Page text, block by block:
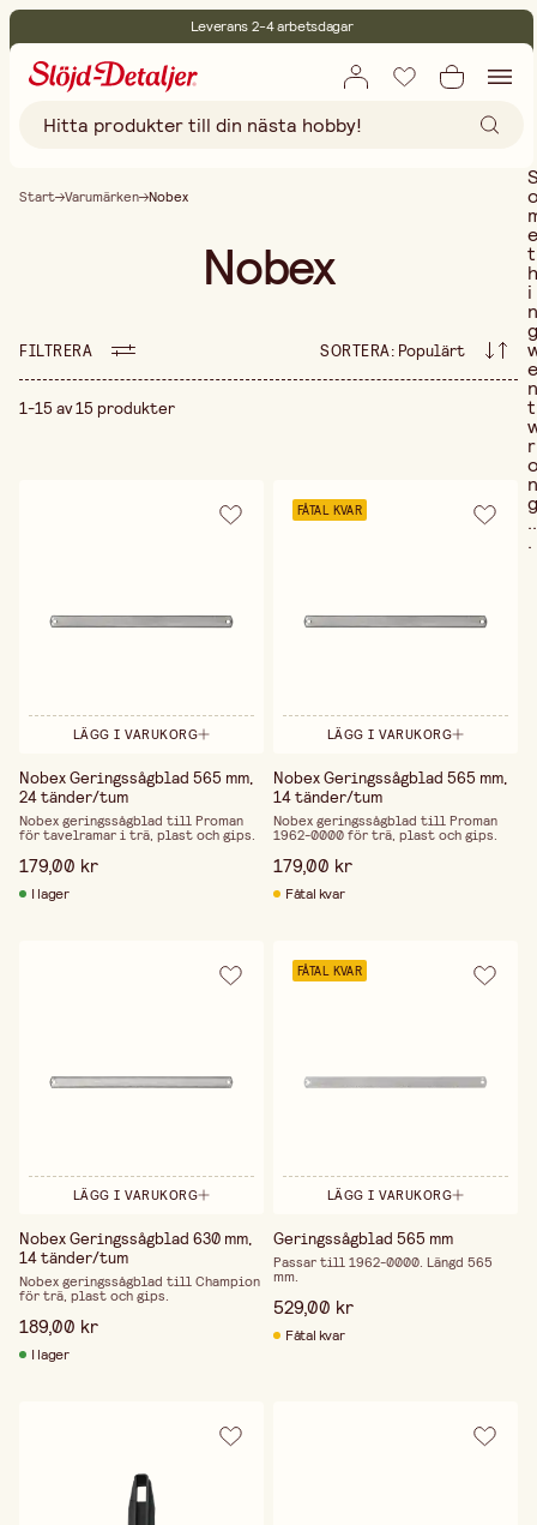
Leverans 2-4 arbetsdagar
Fri frakt vid köp över 499:-
Start Varumärken Nobex
Nobex
FILTRERA SORTERA: Populärt
1-15 av 15 produkter
LÄGG I VARUKORG
Nobex Geringssågblad 565 mm,
24 tänder/tum
Nobex geringssågblad till Proman
för tavelramar i trä, plast och gips.
179,00 kr
I lager
FÅTAL KVAR
LÄGG I VARUKORG
Nobex Geringssågblad 565 mm,
14 tänder/tum
Nobex geringssågblad till Proman
1962-0000 för trä, plast och gips.
179,00 kr
Fåtal kvar
LÄGG I VARUKORG
Nobex Geringssågblad 630 mm,
14 tänder/tum
Nobex geringssågblad till Champion
för trä, plast och gips.
189,00 kr
I lager
FÅTAL KVAR
LÄGG I VARUKORG
Geringssågblad 565 mm
Passar till 1962-0000. Längd 565
mm.
529,00 kr
Fåtal kvar
e
t
h
i
n
g
e
n
t
r
n
g
..
.